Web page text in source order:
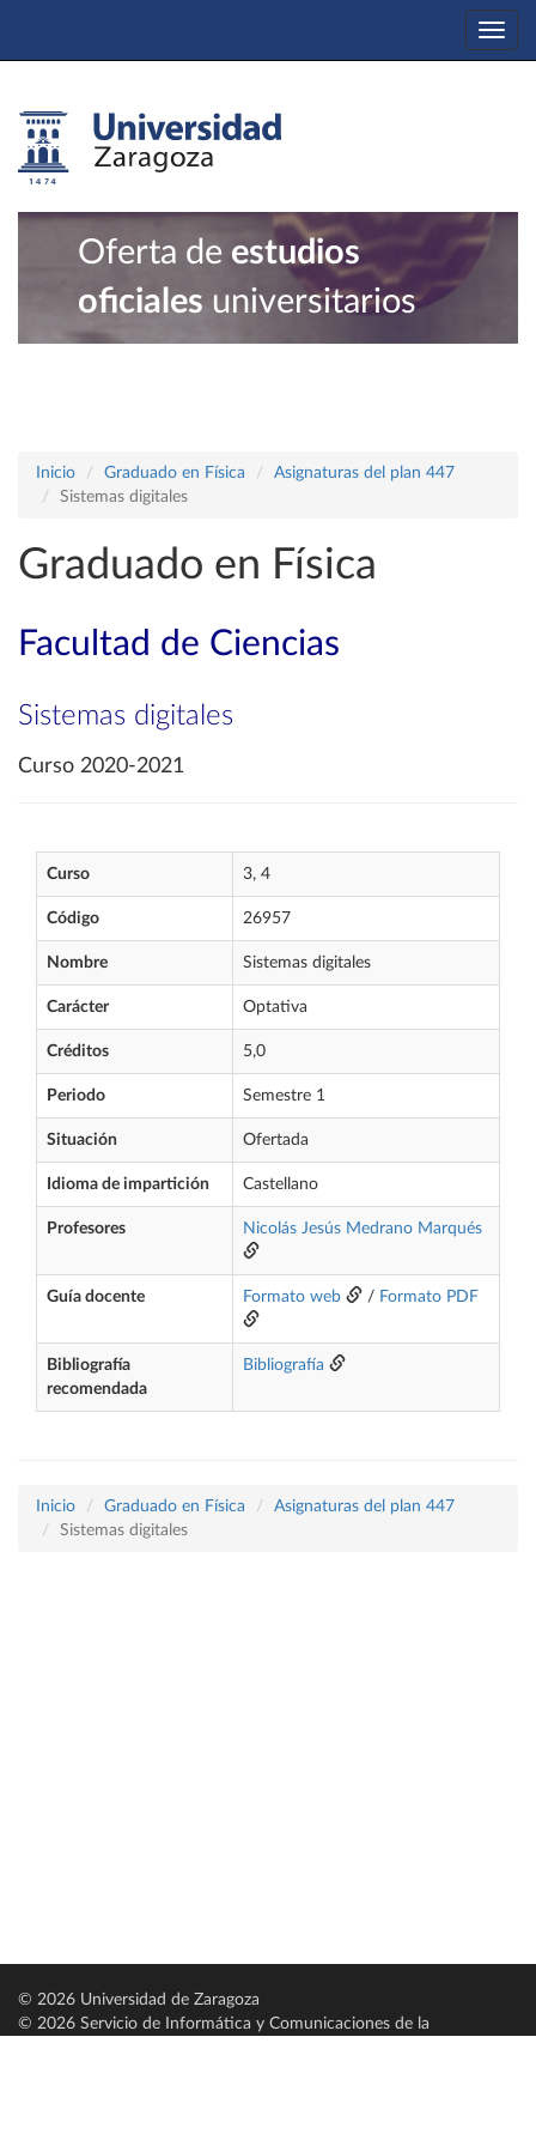
Oferta de estudios
oficiales universitarios
Inicio Graduado en Física
Asignaturas del plan 447
Sistemas digitales
Graduado en Física
Facultad de Ciencias
Sistemas digitales
Curso 2020-2021
Curso 3, 4
Código 26957
Nombre Sistemas digitales
Carácter Optativa
Créditos 5,0
Periodo Semestre 1
Situación Ofertada
Idioma de impartición Castellano
Profesores Nicolás Jesús Medrano Marqués
Guía docente Formato web / Formato PDF
Bibliografía
recomendada
Bibliografía
Inicio Graduado en Física
Asignaturas del plan 447
Sistemas digitales
© 2026 Universidad de Zaragoza
© 2026 Servicio de Informática y Comunicaciones de la